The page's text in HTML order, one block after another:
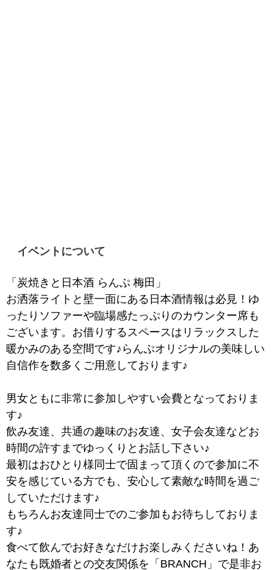
イベントについて
「 炭焼きと日本酒 らんぷ 梅田」
お洒落ライトと壁一面にある日本酒情報は必見！ゆ
ったりソファーや臨場感たっぷりのカウンター席も
ございます。お借りするスペースはリラックスした
暖かみのある空間です♪らんぷオリジナルの美味しい
自信作を数多くご用意しております♪
男女ともに非常に参加しやすい会費となっておりま
す♪
飲み友達、共通の趣味のお友達、女子会友達などお
時間の許すまでゆっくりとお話し下さい♪
最初はおひとり様同士で固まって頂くので参加に不
安を感じている方でも、安心して素敵な時間を過ご
していただけます♪
もちろんお友達同士でのご参加もお待ちしておりま
す♪
食べて飲んでお好きなだけお楽しみくださいね！あ
なたも既婚者との交友関係を「BRANCH」で是非お